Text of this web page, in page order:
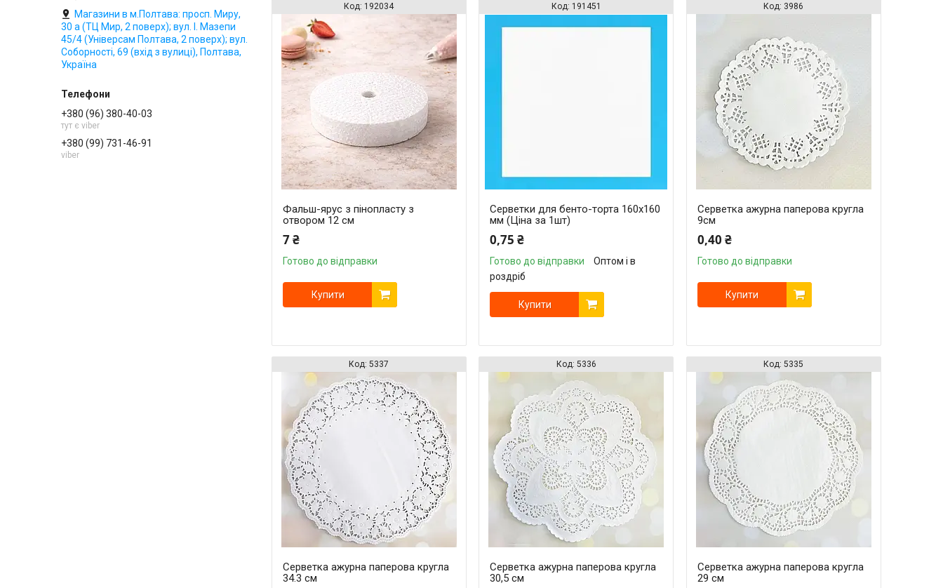
192034
Фальш-ярус з пінопласту з
отвором 12 см
7 ₴
Готово до відправки
Купити
191451
Серветки для бенто-торта 160х160
мм (Ціна за 1шт)
0,75 ₴
Готово до відправки
Оптом і в
роздріб
Купити
3986
Серветка ажурна паперова кругла
9см
0,40 ₴
Готово до відправки
Купити
5337
Серветка ажурна паперова кругла
34.3 см
5336
Серветка ажурна паперова кругла
30,5 см
5335
Серветка ажурна паперова кругла
29 см
Магазини в м.Полтава: просп. Миру,
30 а (ТЦ Мир, 2 поверх); вул. І. Мазепи
45/4 (Універсам Полтава, 2 поверх); вул.
Соборності, 69 (вхід з вулиці), Полтава,
Україна
+380 (96) 380-40-03
тут є viber
+380 (99) 731-46-91
viber